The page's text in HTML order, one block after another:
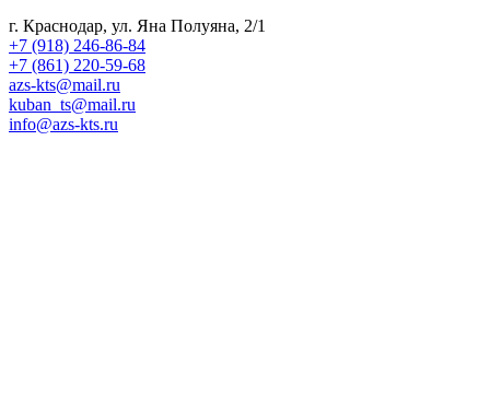
г. Краснодар, ул. Яна Полуяна, 2/1
+7 (918) 246-86-84
+7 (861) 220-59-68
azs-kts@mail.ru
kuban_ts@mail.ru
info@azs-kts.ru